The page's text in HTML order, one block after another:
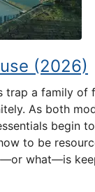
(2026)
trap a family of
As both
begin
to be
what—is